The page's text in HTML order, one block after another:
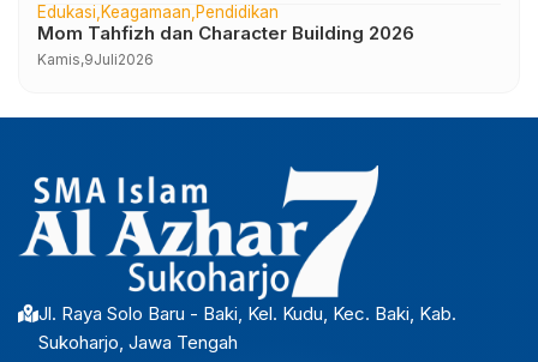
Edukasi Keagamaan Pendidikan
Mom Tahfizh dan Character Building 2026
Kamis,9Juli2026
Jl. Raya Solo Baru - Baki, Kel. Kudu, Kec. Baki, Kab.
Sukoharjo, Jawa Tengah